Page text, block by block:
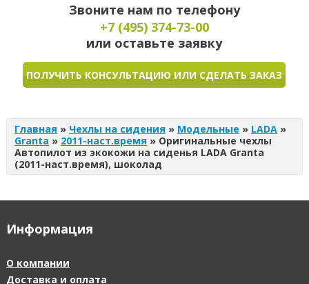
Звоните нам по телефону
+7 (495) 374-73-00
или оставьте заявку
ПОЛУЧИТЬ КОНСУЛЬТАЦИЮ ИЛИ СДЕЛАТЬ ЗАКАЗ
Главная » Чехлы на сидения » Модельные » LADA»
Granta » 2011-наст.время » Оригинальные чехлы
Автопилот из экокожи на сиденья LADA Granta
(2011-наст.время), шоколад
Информация
О компании
Доставка и оплата